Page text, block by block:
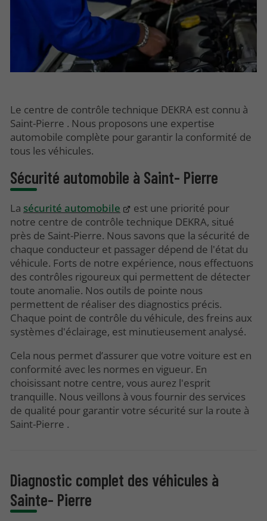
Le centre de contrôle technique DEKRA est connu à
Saint-Pierre . Nous proposons une expertise
automobile complète pour garantir la conformité de
tous les véhicules.
Sécurité automobile à Saint- Pierre
La sécurité automobile
est une priorité pour
notre centre de contrôle technique DEKRA, situé
près de Saint-Pierre. Nous savons que la sécurité de
chaque conducteur et passager dépend de l'état du
véhicule. Forts de notre expérience, nous effectuons
des contrôles rigoureux qui permettent de détecter
toute anomalie. Nos outils de pointe nous
permettent de réaliser des diagnostics précis.
Chaque point de contrôle du véhicule, des freins aux
systèmes d'éclairage, est minutieusement analysé.
Cela nous permet d’assurer que votre voiture est en
conformité avec les normes en vigueur. En
choisissant notre centre, vous aurez l'esprit
tranquille. Nous veillons à vous fournir des services
de qualité pour garantir votre sécurité sur la route à
Saint-Pierre .
Diagnostic complet des véhicules à
Sainte- Pierre